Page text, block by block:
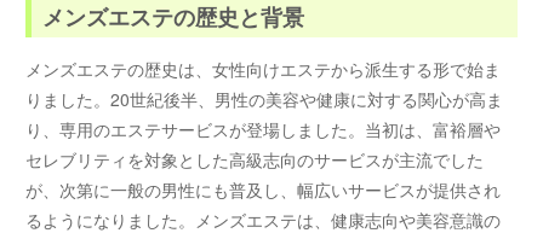
メンズエステの歴史と背景
メンズエステの歴史は、女性向けエステから派生する形で始ま
りました。20世紀後半、男性の美容や健康に対する関心が高ま
り、専用のエステサービスが登場しました。当初は、富裕層や
セレブリティを対象とした高級志向のサービスが主流でした
が、次第に一般の男性にも普及し、幅広いサービスが提供され
るようになりました。メンズエステは、健康志向や美容意識の